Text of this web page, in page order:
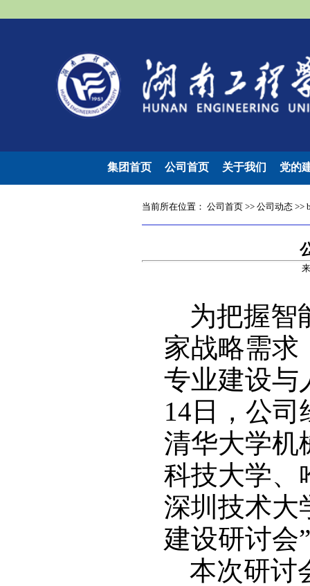
集团首页 公司首页 关于我们 党的
当前所在位置： 公司首页>> 公司动态>>
为把握智
家战略需求
专业建设与
14日，公
清华大学机
科技大学、
深圳技术大
建设研讨会
本次研讨